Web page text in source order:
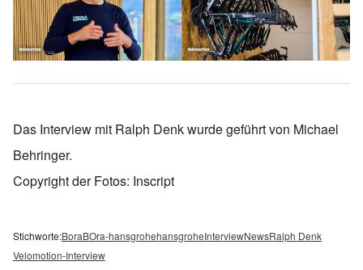
Das Interview mit Ralph Denk wurde geführt von Michael
Behringer.
Copyright der Fotos: Inscript
Stichworte:BoraBOra-hansgrohehansgroheInterviewNewsRalph Denk
Velomotion-Interview